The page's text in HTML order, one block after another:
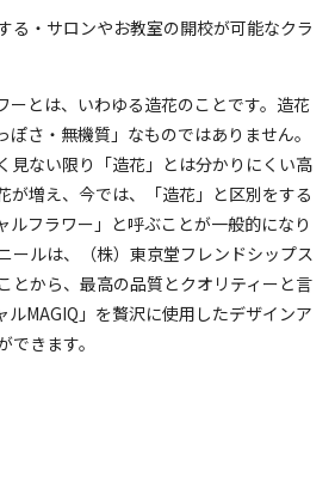
る・サロンやお教室の開校が可能なクラ
ーとは、いわゆる造花のことです。造花
ぽさ・無機質」なものではありません。
見ない限り「造花」とは分かりにくい高
が増え、今では、「造花」と区別をする
ルフラワー」と呼ぶことが一般的になり
ールは、（株）東京堂フレンドシップス
とから、最高の品質とクオリティーと言
ルMAGIQ」を贅沢に使用したデザインア
できます。